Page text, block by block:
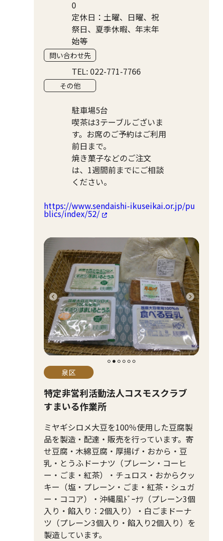
0
定休日：土曜、日曜、祝
祭日、夏季休暇、年末年
始等
問い合わせ先
TEL: 022-771-7766
その他
駐車場5台
喫茶は3テーブルございま
す。お席のご予約はご利用
前日まで。
焼き菓子などのご注文
は、1週間前までにご相談
ください。
https://www.sendaishi-ikuseikai.or.jp/pu
blics/index/52/
泉区
特定非営利活動法人コスモスクラブ
すまいる作業所
ミヤギシロメ大豆を100％使用した豆腐製
品を製造・配達・販売を行っています。寄
せ豆腐・木綿豆腐・厚揚げ・おから・豆
乳・とうふドーナツ（プレーン・コーヒ
ー・ごま・紅茶）・チュロス・おからクッ
キー（塩・プレーン・ごま・紅茶・シュガ
ー・ココア）・沖縄風ﾄﾞｰﾅﾂ（プレーン3個
入り・餡入り：2個入り）・白ごまドーナ
ツ（プレーン3個入り・餡入り2個入り）を
製造しています。